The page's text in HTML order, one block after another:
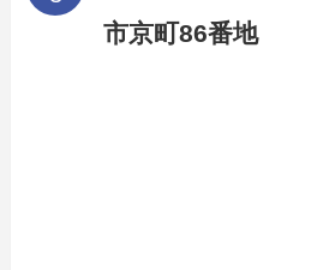
市京町86番地